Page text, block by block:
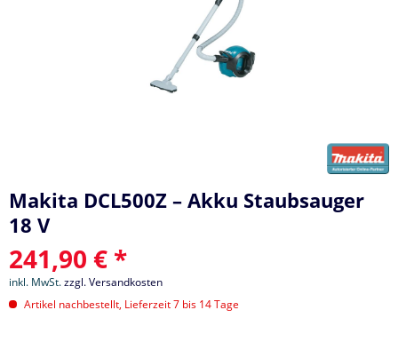
Makita DCL500Z – Akku Staubsauger
18 V
241,90 € *
inkl. MwSt.zzgl. Versandkosten
Artikel nachbestellt, Lieferzeit 7 bis 14 Tage